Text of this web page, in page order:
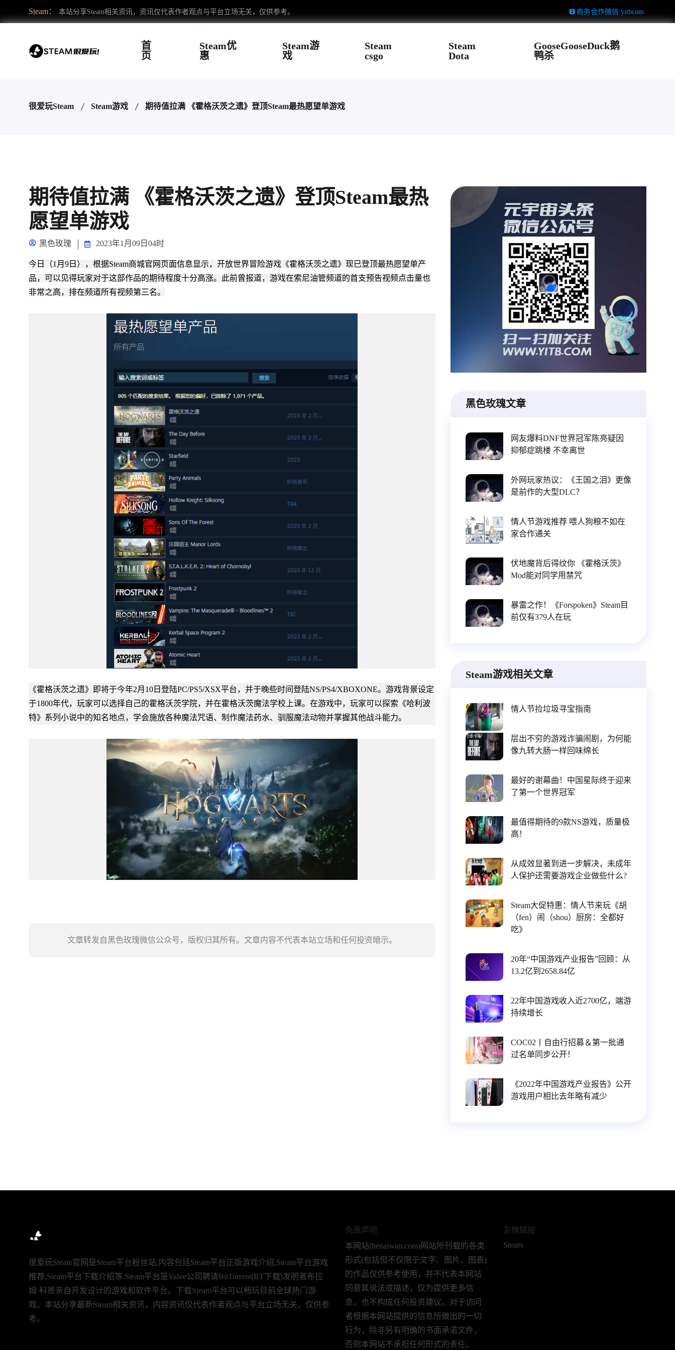
Steam： 本站分享Steam相关资讯，资讯仅代表作者观点与平台立场无关，仅供参考。 商务合作微信:yitbcom
首
页
Steam优
惠
Steam游
戏
Steam
csgo
Steam
Dota
GooseGooseDuck鹅
鸭杀
很爱玩Steam Steam游戏 期待值拉满 《霍格沃茨之遗》登顶Steam最热愿望单游戏
期待值拉满 《霍格沃茨之遗》登顶Steam最热
愿望单游戏
黑色玫瑰 2023年1月09日04时
今日（1月9日），根据Steam商城官网页面信息显示，开放世界冒险游戏《霍格沃茨之遗》现已登顶最热愿望单产
品，可以见得玩家对于这部作品的期待程度十分高涨。此前曾报道，游戏在索尼油管频道的首支预告视频点击量也
非常之高，排在频道所有视频第三名。
《霍格沃茨之遗》即将于今年2月10日登陆PC/PS5/XSX平台，并于晚些时间登陆NS/PS4/XBOXONE。游戏背景设定
于1800年代，玩家可以选择自己的霍格沃茨学院，并在霍格沃茨魔法学校上课。在游戏中，玩家可以探索《哈利波
特》系列小说中的知名地点，学会施放各种魔法咒语、制作魔法药水、驯服魔法动物并掌握其他战斗能力。
文章转发自黑色玫瑰微信公众号，版权归其所有。文章内容不代表本站立场和任何投资暗示。
黑色玫瑰文章
网友爆料DNF世界冠军陈亮疑因
抑郁症跳楼 不幸离世
外网玩家热议：《王国之泪》更像
是前作的大型DLC？
情人节游戏推荐 喂人狗粮不如在
家合作通关
伏地魔背后得纹你 《霍格沃茨》
Mod能对同学用禁咒
暴雷之作！《Forspoken》Steam目
前仅有379人在玩
Steam游戏相关文章
情人节捡垃圾寻宝指南
层出不穷的游戏诈骗闹剧，为何能
像九转大肠一样回味绵长
最好的谢幕曲！中国星际终于迎来
了第一个世界冠军
最值得期待的9款NS游戏，质量极
高！
从成效显著到进一步解决，未成年
人保护还需要游戏企业做些什么?
Steam大促特惠：情人节来玩《胡
（fen）闹（shou）厨房：全都好
吃》
20年“中国游戏产业报告”回顾：从
13.2亿到2658.84亿
22年中国游戏收入近2700亿，端游
持续增长
COC02丨自由行招募＆第一批通
过名单同步公开！
《2022年中国游戏产业报告》公开
游戏用户相比去年略有减少
很爱玩Steam官网是Steam平台粉丝站,内容包括Steam平台正版游戏介绍,Steam平台游戏
推荐,Steam平台下载介绍等.Steam平台是Valve公司聘请BitTorrent(BT下载)发明者布拉
姆·科恩亲自开发设计的游戏和软件平台。下载Steam平台可以畅玩目前全球热门游
戏。本站分享最新Steam相关资讯，内容资讯仅代表作者观点与平台立场无关，仅供参
考。
免责声明
本网站(henaiwan.com)网站所刊载的各类
形式(包括但不仅限于文字、图片、图表)
的作品仅供参考使用，并不代表本网站
同意其说法或描述，仅为提供更多信
息，也不构成任何投资建议。对于访问
者根据本网站提供的信息所做出的一切
行为，除非另有明确的书面承诺文件，
否则本网站不承担任何形式的责任。
友情链接
Steam